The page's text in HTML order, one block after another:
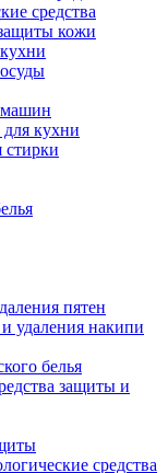
средства
кожи
машин
кухни
стирки
пятен
удаления накипи
белья
защиты и